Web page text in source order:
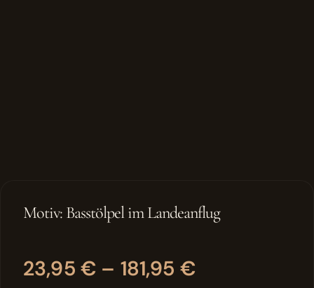
Motiv: Basstölpel im Landeanflug
23,95 € – 181,95 €